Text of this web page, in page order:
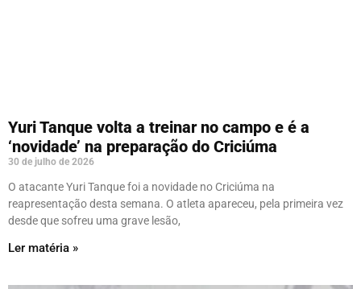
Yuri Tanque volta a treinar no campo e é a
‘novidade’ na preparação do Criciúma
30 de julho de 2026
O atacante Yuri Tanque foi a novidade no Criciúma na
reapresentação desta semana. O atleta apareceu, pela primeira vez
desde que sofreu uma grave lesão,
Ler matéria »